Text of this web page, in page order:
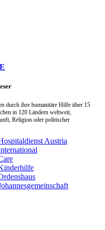
durch ihre humanitäre Hilfe über 15
in 120 Ländern weltweit,
Religion oder politischer
Austria